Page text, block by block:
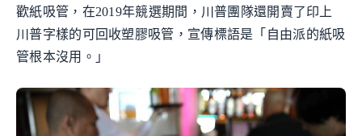
歡紙吸管，在2019年競選期間，川普團隊還開賣了印上
川普字樣的可回收塑膠吸管，宣傳標語是「自由派的紙吸
管根本沒用。」